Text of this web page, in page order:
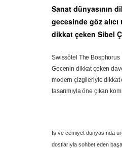
Sanat dünyasının
gecesinde göz alıcı
dikkat çeken Sibel
Swissôtel The Bosphorus
Gecenin dikkat çeken
modern çizgileriyle dikkat
tasarımıyla öne çıkan
İş ve cemiyet dünyasında
dostlarıyla sohbet eden